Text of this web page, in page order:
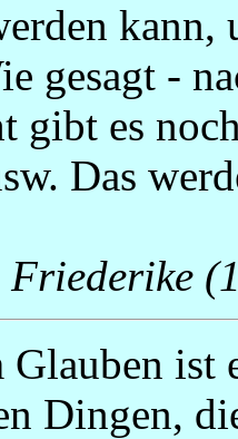
kann,
gesagt -
gibt es
Das
Friederike
ist
Dingen,